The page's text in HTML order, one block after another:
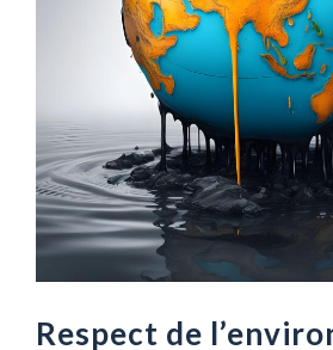
Respect de